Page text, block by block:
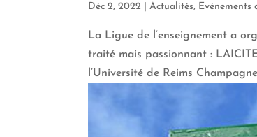
Déc 2, 2022 Actualités, Evénements
La Ligue de l’enseignement a
traité mais passionnant :
l’Université de Reims